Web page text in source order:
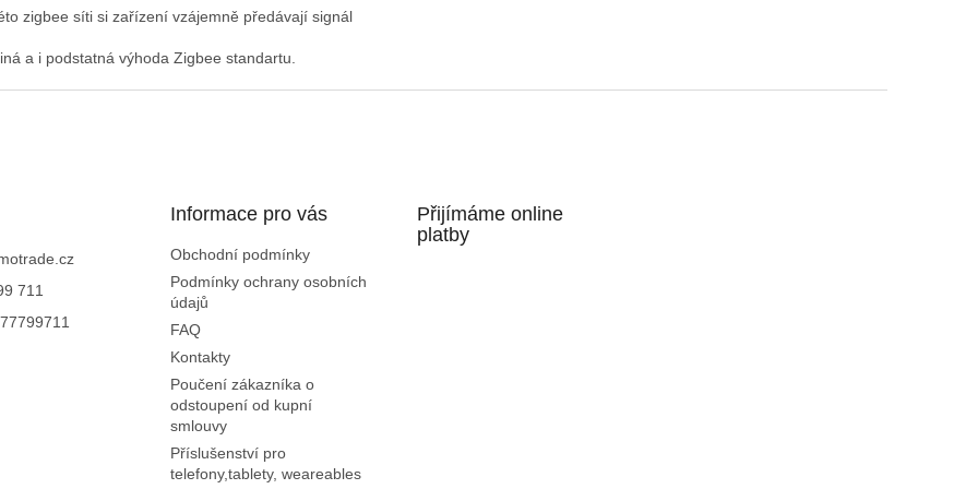
zigbee síti si zařízení vzájemně předávají signál
a i podstatná výhoda Zigbee standartu.
711
Informace pro vás
Obchodní podmínky
Podmínky ochrany osobních
údajů
FAQ
Kontakty
Poučení zákazníka o
odstoupení od kupní
smlouvy
Příslušenství pro
telefony,tablety, weareables
Přijímáme online
platby